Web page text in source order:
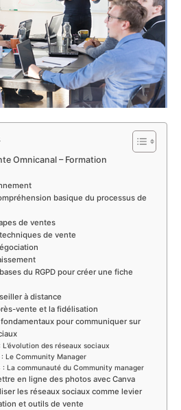
Omnicanal – Formation
basique du processus de
de ventes
de vente
du RGPD pour créer une fiche
à distance
vente et la fidélisation
pour communiquer sur
L’évolution des réseaux sociaux
Le Community Manager
: La communauté du Community manager
en ligne des photos avec Canva
les réseaux sociaux comme levier
et outils de vente